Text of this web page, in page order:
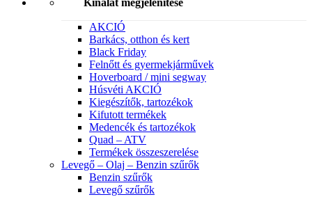
Kínálat megjelenítése
AKCIÓ
Barkács, otthon és kert
Black Friday
Felnőtt és gyermekjárművek
Hoverboard / mini segway
Húsvéti AKCIÓ
Kiegészítők, tartozékok
Kifutott termékek
Medencék és tartozékok
Quad – ATV
Termékek összeszerelése
Levegő – Olaj – Benzin szűrők
Benzin szűrők
Levegő szűrők